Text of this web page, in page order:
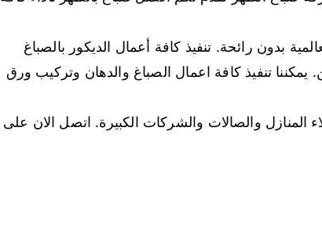
بدون رائحة. تنفيذ كافة أعمال الديكور بالصباغ
يمكننا تنفيذ كافة اعمال الصباغ والدهان وتركيب ورق
والصالات والشركات الكبيرة. اتصل الان على